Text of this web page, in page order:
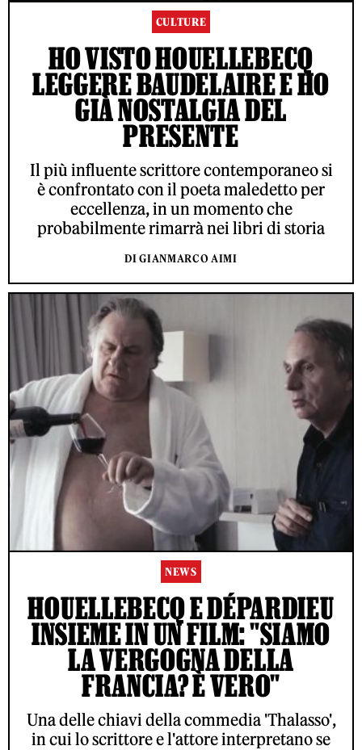
CULTURE
HO VISTO HOUELLEBECQ
LEGGERE BAUDELAIRE E HO
GIÀ NOSTALGIA DEL
PRESENTE
Il più influente scrittore contemporaneo si
è confrontato con il poeta maledetto per
eccellenza, in un momento che
probabilmente rimarrà nei libri di storia
DI GIANMARCO AIMI
NEWS
HOUELLEBECQ E DÉPARDIEU
INSIEME IN UN FILM: "SIAMO
LA VERGOGNA DELLA
FRANCIA? È VERO"
Una delle chiavi della commedia 'Thalasso',
in cui lo scrittore e l'attore interpretano se